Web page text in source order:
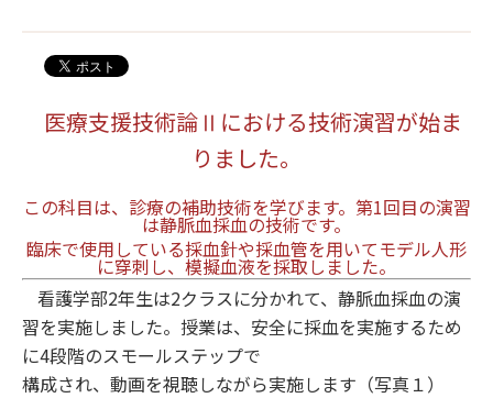
医療支援技術論Ⅱにおける技術演習が始ま
りました。
この科目は、診療の補助技術を学びます。第1回目の演習
は静脈血採血の技術です。
臨床で使用している採血針や採血管を用いてモデル人形
に穿刺し、模擬血液を採取しました。
看護学部2年生は2クラスに分かれて、静脈血採血の演
習を実施しました。授業は、安全に採血を実施するため
に4段階のスモールステップで
構成され、動画を視聴しながら実施します（写真１）